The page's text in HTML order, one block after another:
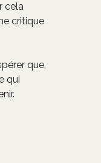
cela
critique
que,
qui